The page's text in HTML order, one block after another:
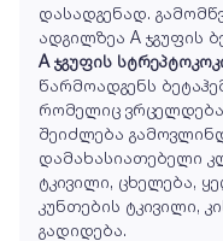
დასადგენად.
ადგილზეა A ჯგუფის
A ჯგუფის
წარმოადგენს
რომელიც
შეიძლება
დამახასიათებელი
ტკივილი, ცხელება,
კუნთების ტკივილი,
გადიდება.